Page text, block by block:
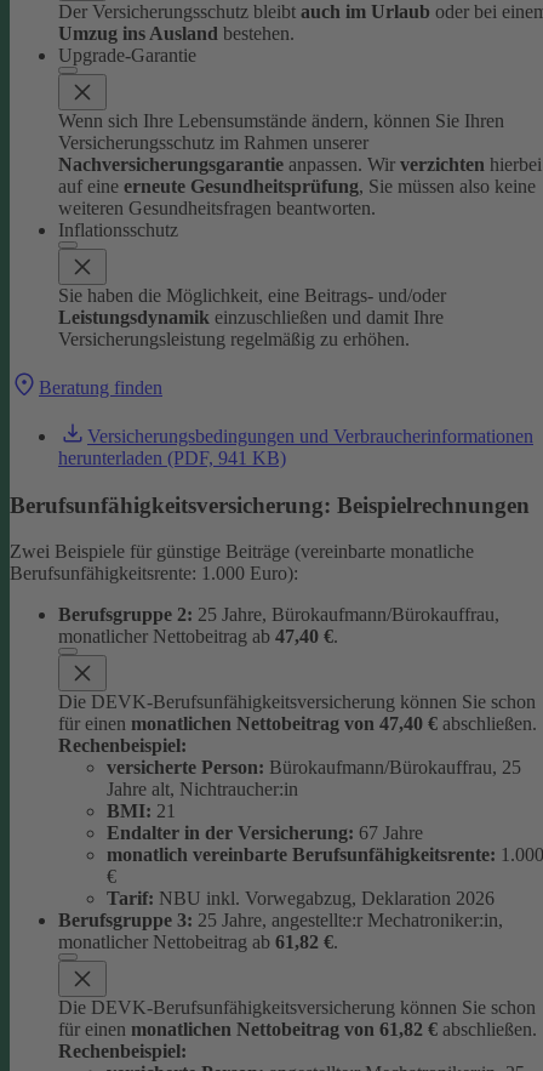
Der Versicherungsschutz bleibt auch im Urlaub oder bei
Umzug ins Ausland bestehen.
Upgrade-Garantie
Wenn sich Ihre Lebensumstände ändern, können Sie Ihren
Versicherungsschutz im Rahmen unserer
Nachversicherungsgarantie anpassen. Wir verzichten hierbei
auf eine erneute Gesundheitsprüfung, Sie müssen also keine
weiteren Gesundheitsfragen beantworten.
Inflationsschutz
Sie haben die Möglichkeit, eine Beitrags- und/oder
Leistungsdynamik einzuschließen und damit Ihre
Versicherungsleistung regelmäßig zu erhöhen.
Beratung finden
Versicherungsbedingungen und Verbraucherinformationen
herunterladen (PDF, 941 KB)
Berufsunfähigkeitsversicherung: Beispielrechnung en
Zwei Beispiele für günstige Beiträge (vereinbarte monatliche
Berufsunfähigkeitsrente: 1.000 Euro):
Berufsgruppe 2: 25 Jahre, Bürokaufmann/Bürokauffrau,
monatlicher Nettobeitrag ab 47,40 €.
Die DEVK-Berufsunfähigkeitsversicherung können Sie schon
für einen monatlichen Nettobeitrag von 47,40 € abschließen.
Rechenbeispiel:
versicherte Person: Bürokaufmann/Bürokauffrau, 25
Jahre alt, Nichtraucher:in
BMI: 21
Endalter in der Versicherung: 67 Jahre
monatlich vereinbarte Berufsunfähigkeitsrente: 1.000
€
Tarif: NBU inkl. Vorwegabzug, Deklaration 2026
Berufsgruppe 3: 25 Jahre, angestellte:r Mechatroniker:in,
monatlicher Nettobeitrag ab 61,82 €.
Die DEVK-Berufsunfähigkeitsversicherung können Sie schon
für einen monatlichen Nettobeitrag von 61,82 € abschließen.
Rechenbeispiel: